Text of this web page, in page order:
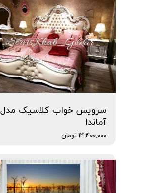
سرویس خواب کلاسیک مدل
آماندا
۱۴,۴۰۰,۰۰۰ تومان